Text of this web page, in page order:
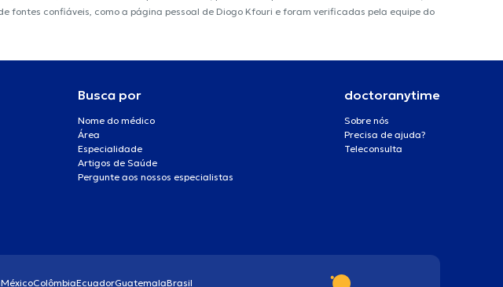
confiáveis, como a página pessoal de Diogo Kfouri e foram verificadas pela equipe do
Busca por
Nome do médico
Área
Especialidade
Artigos de Saúde
Pergunte aos nossos especialistas
doctoranytime
Sobre nós
Precisa de ajuda?
Teleconsulta
MéxicoColômbiaEcuadorGuatemalaBrasil